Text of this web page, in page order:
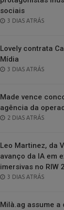
sociais
POSTED
3 DIAS ATRÁS
Lovely contrata
Mídia
POSTED
3 DIAS ATRÁS
Made vence
agência da
POSTED
2 DIAS ATRÁS
Leo Martinez, da
avanço da IA em
imersivas no RIW
POSTED
3 DIAS ATRÁS
Milà.ag assume